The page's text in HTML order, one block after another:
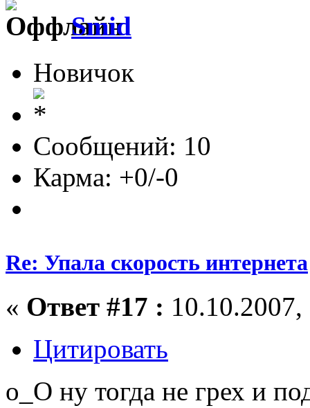
Smid
Новичок
Сообщений: 10
Карма: +0/-0
Re: Упала скорость интернета
« Ответ #17 :
Цитировать
о_О ну тогда не грех и